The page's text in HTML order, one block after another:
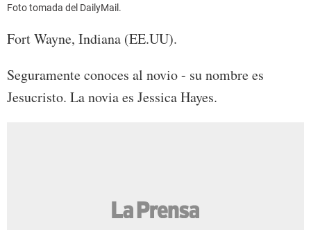
Foto tomada del DailyMail.
Fort Wayne, Indiana (EE.UU).
Seguramente conoces al novio - su nombre es
Jesucristo. La novia es Jessica Hayes.